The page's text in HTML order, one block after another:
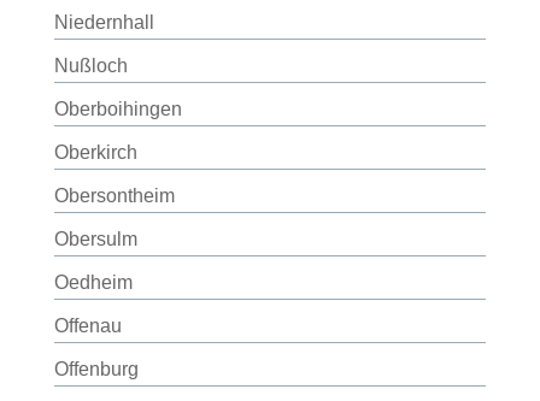
Niedernhall
Nußloch
Oberboihingen
Oberkirch
Obersontheim
Obersulm
Oedheim
Offenau
Offenburg